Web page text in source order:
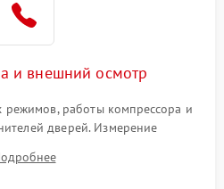
2000 ₽ Подробнее →
1000 ₽
и внешний осмотр
режимов, работы компрессора и
дверей. Измерение
проверка термостата и
с электронного дисплея.